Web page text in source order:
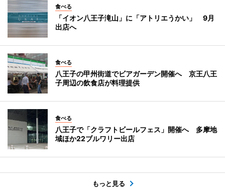
食べる
「イオン八王子滝山」に「アトリエうかい」 9月
出店へ
食べる
八王子の甲州街道でビアガーデン開催へ 京王八王
子周辺の飲食店が料理提供
食べる
八王子で「クラフトビールフェス」開催へ 多摩地
域ほか22ブルワリー出店
もっと見る